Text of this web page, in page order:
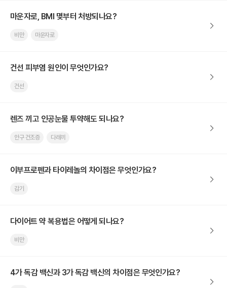
마운자로, BMI 몇부터 처방되나요?
비만 마운자로
건선 피부염 원인이 무엇인가요?
건선
렌즈 끼고 인공눈물 투약해도 되나요?
안구 건조증 다래끼
이부프로펜과 타이레놀의 차이점은 무엇인가요?
감기
다이어트 약 복용법은 어떻게 되나요?
비만
4가 독감 백신과 3가 독감 백신의 차이점은 무엇인가요?